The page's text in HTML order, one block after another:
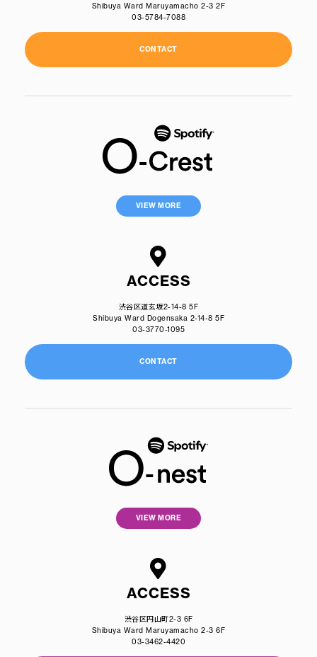
Shibuya Ward Maruyamacho 2-3 2F
03-5784-7088
CONTACT
VIEW MORE
ACCESS
渋谷区道玄坂2-14-8 5F
Shibuya Ward Dogensaka 2-14-8 5F
03-3770-1095
CONTACT
VIEW MORE
ACCESS
渋谷区円山町2-3 6F
Shibuya Ward Maruyamacho 2-3 6F
03-3462-4420